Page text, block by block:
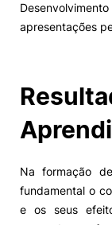
apresentações
Na formação
fundamental o
e os seus